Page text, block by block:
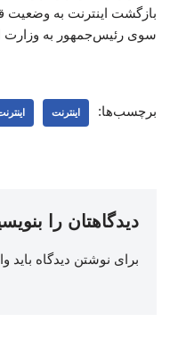
سوی رئیس‌جمهور به وزارت
برچسب‌ها: اینترنت
دیدگاهتان را
برای نوشتن دیدگاه باید